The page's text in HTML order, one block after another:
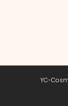
YC-